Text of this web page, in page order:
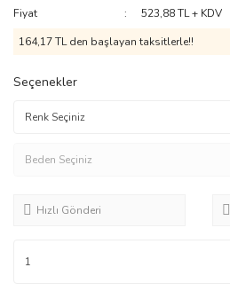
Fiyat
523,88 TL + KDV
164,17 TL den başlayan taksitlerle!!
Seçenekler
Hızlı Gönderi